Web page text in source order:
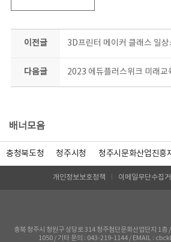
이전글
다음글 2023 에듀플러스위크 미래교
배너모음
충청북도청 청주시청 청주시문화산업진흥
개인정보보호정책 이메일무단수집
충북 청주시 청원구 상당로 314 청주첨단문화산업단지 1
1050 / 기타 문의 : 043-219-1144 / EMAIL :